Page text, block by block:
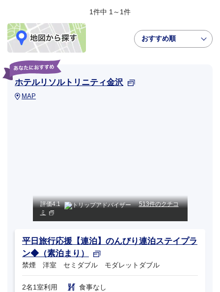
1件中 1～1件
おすすめ順
ホテルリソルトリニティ金沢
MAP
評価4.1
513件のクチコ
ミ
平日旅行応援【連泊】のんびり連泊ステイプラ
ン◆（素泊まり）
禁煙 洋室 セミダブル モダレットダブル
2名1室利用
食事なし